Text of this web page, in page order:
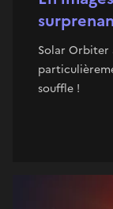
Solar Orbiter
souffle !